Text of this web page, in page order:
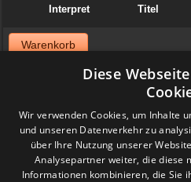
Interpret Titel
Warenkorb
Jazzvinyl.ch ist am Sonntag 06.
Schallplattenbörse im Volkshaus
Wir haben auch einiges aus der
viel Dolphy, Art Farmer usw.
Feedback
Diese
Wir verwenden Cookies, um Inhalte
und unseren Datenverkehr zu
über Ihre Nutzung unserer
Analysepartner weiter, die diese
Informationen kombinieren, die Sie